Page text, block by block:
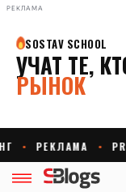
РЕКЛАМА